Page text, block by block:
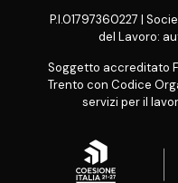
P.I.01797360227 |
del Lavoro:
Soggetto accreditato
Trento con Codice
servizi per il